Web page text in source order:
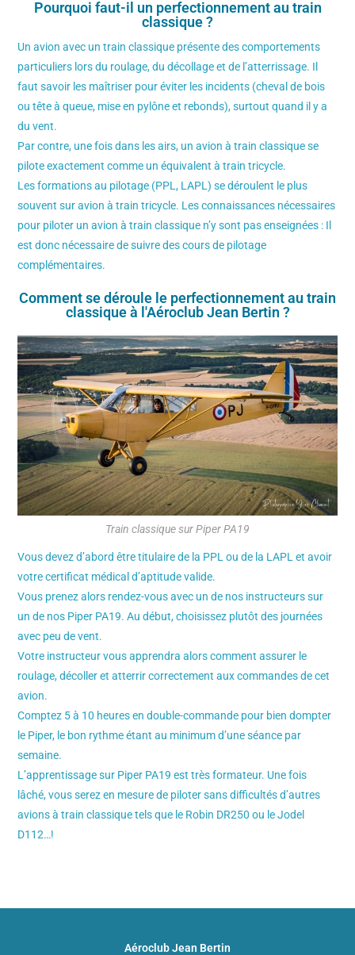
Pourquoi faut-il un perfectionnement au train
classique ?
Un avion avec un train classique présente des comportements
particuliers lors du roulage, du décollage et de l’atterrissage. Il
faut savoir les maîtriser pour éviter les incidents (cheval de bois
ou tête à queue, mise en pylône et rebonds), surtout quand il y a
du vent.
Par contre, une fois dans les airs, un avion à train classique se
pilote exactement comme un équivalent à train tricycle.
Les formations au pilotage (PPL, LAPL) se déroulent le plus
souvent sur avion à train tricycle. Les connaissances nécessaires
pour piloter un avion à train classique n’y sont pas enseignées : Il
est donc nécessaire de suivre des cours de pilotage
complémentaires.
Comment se déroule le perfectionnement au train
classique à l'Aéroclub Jean Bertin ?
Train classique sur Piper PA19
Vous devez d’abord être titulaire de la PPL ou de la LAPL et avoir
votre certificat médical d’aptitude valide.
Vous prenez alors rendez-vous avec un de nos instructeurs sur
un de nos Piper PA19. Au début, choisissez plutôt des journées
avec peu de vent.
Votre instructeur vous apprendra alors comment assurer le
roulage, décoller et atterrir correctement aux commandes de cet
avion.
Comptez 5 à 10 heures en double-commande pour bien dompter
le Piper, le bon rythme étant au minimum d’une séance par
semaine.
L’apprentissage sur Piper PA19 est très formateur. Une fois
lâché, vous serez en mesure de piloter sans difficultés d’autres
avions à train classique tels que le Robin DR250 ou le Jodel
D112…!
Aéroclub Jean Bertin